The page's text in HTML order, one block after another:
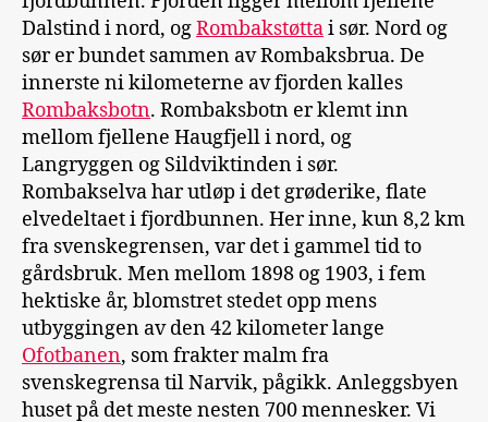
Dalstind i nord, ogRombakstøttai sør. Nord og
sør er bundet sammen av Rombaksbrua. De
innerste ni kilometerne av fjorden kalles
Rombaksbotn. Rombaksbotn er klemt inn
mellom fjellene Haugfjell i nord, og
Langryggen og Sildviktinden i sør.
Rombakselva har utløp i det grøderike, flate
elvedeltaet i fjordbunnen. Her inne, kun 8,2 km
fra svenskegrensen, var det i gammel tid to
gårdsbruk. Men mellom 1898 og 1903, i fem
hektiske år, blomstret stedet opp mens
utbyggingen av den 42 kilometer lange
Ofotbanen, som frakter malm fra
svenskegrensa til Narvik, pågikk. Anleggsbyen
huset på det meste nesten 700 mennesker. Vi